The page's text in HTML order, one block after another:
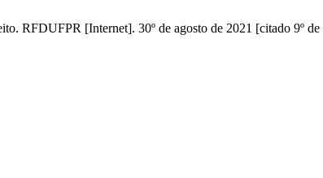
RFDUFPR [Internet]. 30º de agosto de 2021 [citado 9º